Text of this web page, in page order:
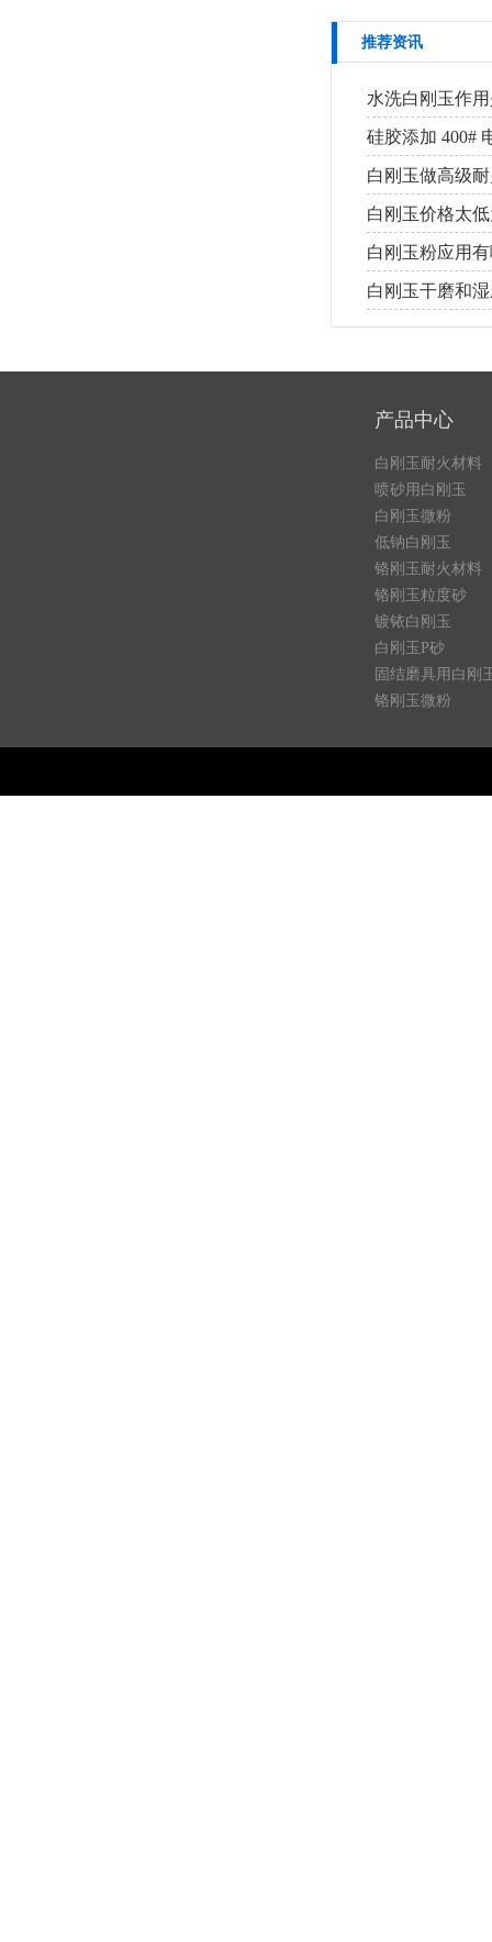
推荐资讯
水洗白刚玉作
硅胶添加 400#
白刚玉做高级
白刚玉价格太
白刚玉粉应用
白刚玉干磨和
产品中心
白刚玉耐火材料
喷砂用白刚玉
白刚玉微粉
低钠白刚玉
铬刚玉耐火材料
铬刚玉粒度砂
镀铱白刚玉
白刚玉P砂
固结磨具用白刚
铬刚玉微粉